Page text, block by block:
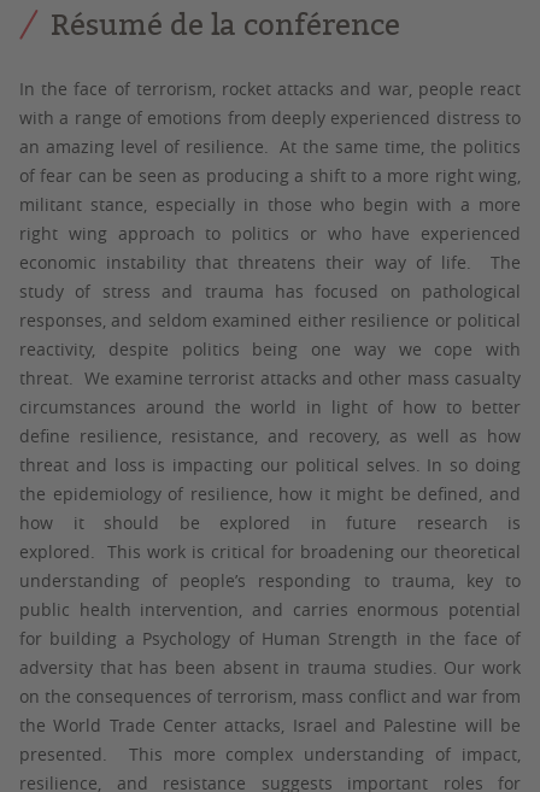
Résumé de la conférence
In the face of terrorism, rocket attacks and war, people react
with a range of emotions from deeply experienced distress to
an amazing level of resilience. At the same time, the politics
of fear can be seen as producing a shift to a more right wing,
militant stance, especially in those who begin with a more
right wing approach to politics or who have experienced
economic instability that threatens their way of life. The
study of stress and trauma has focused on pathological
responses, and seldom examined either resilience or political
reactivity, despite politics being one way we cope with
threat. We examine terrorist attacks and other mass casualty
circumstances around the world in light of how to better
define resilience, resistance, and recovery, as well as how
threat and loss is impacting our political selves. In so doing
the epidemiology of resilience, how it might be defined, and
how it should be explored in future research is
explored. This work is critical for broadening our theoretical
understanding of people’s responding to trauma, key to
public health intervention, and carries enormous potential
for building a Psychology of Human Strength in the face of
adversity that has been absent in trauma studies. Our work
on the consequences of terrorism, mass conflict and war from
the World Trade Center attacks, Israel and Palestine will be
presented. This more complex understanding of impact,
resilience, and resistance suggests important roles for